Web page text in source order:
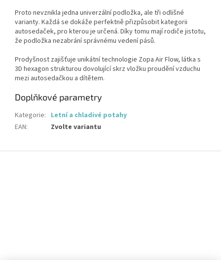
Proto nevznikla jedna univerzální podložka, ale tři odlišné
varianty. Každá se dokáže perfektně přizpůsobit kategorii
autosedaček, pro kterou je určená. Díky tomu mají rodiče jistotu,
že podložka nezabrání správnému vedení pásů.
Prodyšnost zajišťuje unikátní technologie Zopa Air Flow, látka s
3D hexagon strukturou dovolující skrz vložku proudění vzduchu
mezi autosedačkou a dítětem.
Doplňkové parametry
Kategorie: Letní a chladivé potahy
EAN: Zvolte variantu